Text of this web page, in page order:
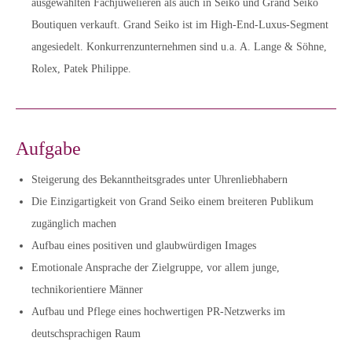
ausgewählten Fachjuwelieren als auch in Seiko und Grand Seiko
Boutiquen verkauft. Grand Seiko ist im High-End-Luxus-Segment
angesiedelt. Konkurrenzunternehmen sind u.a. A. Lange & Söhne,
Rolex, Patek Philippe.
Aufgabe
Steigerung des Bekanntheitsgrades unter Uhrenliebhabern
Die Einzigartigkeit von Grand Seiko einem breiteren Publikum
zugänglich machen
Aufbau eines positiven und glaubwürdigen Images
Emotionale Ansprache der Zielgruppe, vor allem junge,
technikorientiere Männer
Aufbau und Pflege eines hochwertigen PR-Netzwerks im
deutschsprachigen Raum